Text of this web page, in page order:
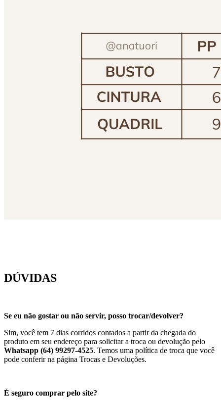
DÚVIDAS
Se eu não gostar ou não servir, posso trocar/devolver?
Sim, você tem 7 dias corridos contados a partir da chegada do
produto em seu endereço para solicitar a troca ou devolução pelo
Whatsapp (64) 99297-4525. Temos uma política de troca que você
pode conferir na página Trocas e Devoluções.
É seguro comprar pelo site?